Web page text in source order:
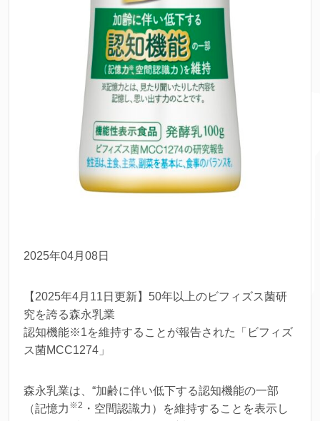
2025年04月08日
【2025年4月11日更新】50年以上のビフィズス菌研
究を誇る森永乳業
認知機能※1を維持することが報告された「ビフィズ
ス菌MCC1274」
森永乳業は、“加齢に伴い低下する認知機能の一部
（記憶力 ※2 ・空間認識力）を維持することを表示し